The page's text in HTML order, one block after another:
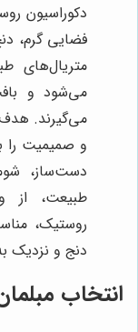
دکوراسیون
فضایی گرم،
متریال‌های
می‌شود و
می‌گیرند.
و صمیمیت را
دست‌ساز،
طبیعت، از
روستیک،
دنج و نزدیک
انتخاب